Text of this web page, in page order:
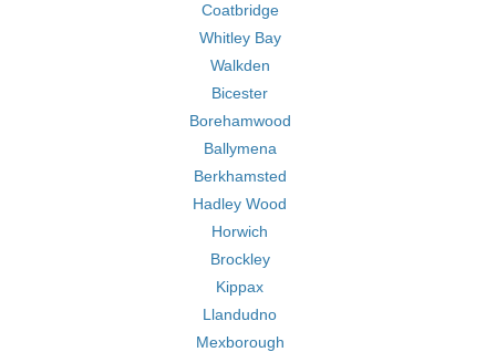
Coatbridge
Whitley Bay
Walkden
Bicester
Borehamwood
Ballymena
Berkhamsted
Hadley Wood
Horwich
Brockley
Kippax
Llandudno
Mexborough